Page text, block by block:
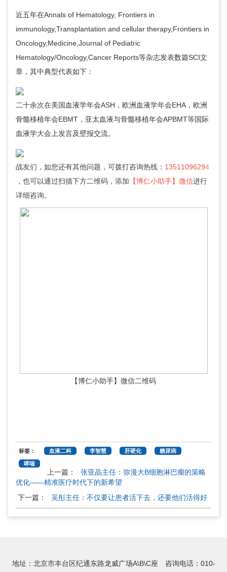
近五年在Annals of Hematology, Frontiers in
immunology,Transplantation and cellular therapy,Frontiers in
Oncology,Medicine,Journal of Pediatric
Hematology/Oncology,Cancer Reports等杂志发表数篇SCI文
章，其中典型代表如下：
二十余次在美国血液学年会ASH，欧洲血液学年会EHA，欧洲
骨髓移植年会EBMT，亚太血液与骨髓移植年会APBMT等国际
血液学大会上发言及壁报交流。
战友们，如您还有其他问题，可拨打咨询热线： 13511096294
，也可以通过扫描下方二维码，添加 【博仁小助手】微信进行
详细咨询。
【博仁小助手】微信二维码
标签： 血液二科 李智慧 肝硬化 糖尿病
哮喘
上一篇：
张亚晶主任：弥漫大B细胞淋巴瘤的策略
优化——精准医疗时代下的新希望
下一篇：
吴彤主任：不仅要让患者活下去，还要他们活得好
地址：北京市丰台区纪通东路龙威广场A\B\C座 咨询电话：010-